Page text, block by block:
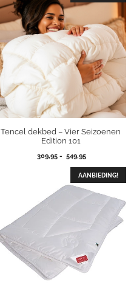
Tencel dekbed – Vier Seizoenen
Edition 101
309,95 - 549,95Prijsklasse:
tot
549,95
AANBIEDING!